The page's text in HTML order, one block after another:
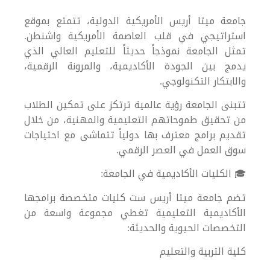
جامعة ميتا أريس الأمريكية الدولية، تتمتع بموقع
استراتيجي في قلب العاصمة الأمريكية واشنطن.
تمثل الجامعة نموذجاً حديثاً للتعليم العالي الذي
يدمج بين الجودة الأكاديمية، والمرونة الرقمية،
والابتكار التكنولوجي.
تتبنى الجامعة رؤية عالمية ترتكز على تمكين الطلاب
من تحقيق طموحاتهم التعليمية والمهنية، من خلال
تقديم برامج معترف بها دولياً تتماشى مع احتياجات
سوق العمل في العصر الرقمي.
🎓 الكليات الأكاديمية في الجامعة:
تضم جامعة ميتا أريس ست كليات متخصصة برامجها
الأكاديمية التعليمية تغطي مجموعة واسعة من
التخصصات الحيوية والحديثة:
كلية التربية والتعليم